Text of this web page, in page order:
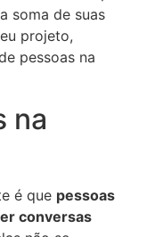
soma de suas
projeto,
pessoas na
na
é que pessoas
conversas